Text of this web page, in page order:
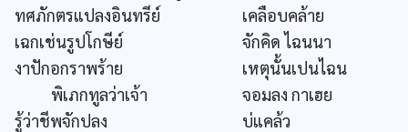
ทศภักตรแปลงอินทรีย์
เคลือบคล้าย
เฉกเช่นรูปโกษีย์
จักคิด ไฉนนา
งาปักอกราพร้าย
เหตุนั้นเปนไฉน
พิเภกทูลว่าเจ้า
จอมลง กาเฮย
รู้ว่าชีพจักปลง
บ่แคล้ว